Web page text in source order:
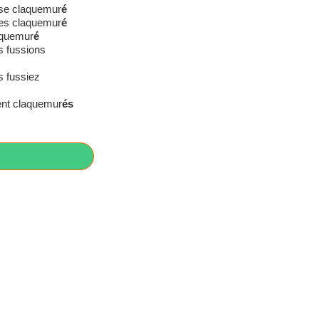
claquemuré
claquemuré
é
fussions
fussiez
claquemurés